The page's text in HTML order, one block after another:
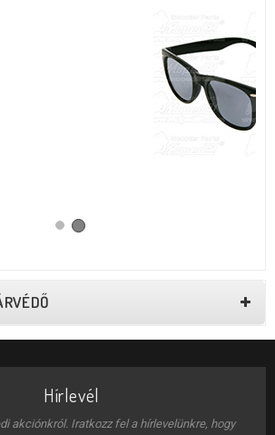
Hírlevél
akciónkról. Iratkozz fel a hírlevelünkre, hogy